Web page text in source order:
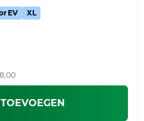
EV XL
TOEVOEGEN